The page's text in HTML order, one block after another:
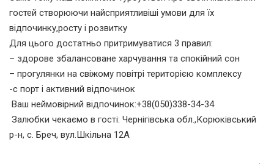
гостей створюючи найсприятливіші умови для їх
відпочинку,росту і розвитку
Для цього достатньо притримуватися 3 правил:
– здорове збалансоване харчування та спокійний сон
– прогулянки на свіжому повітрі територією комплексу
-с порт і активний відпочинок
Ваш неймовірний відпочинок:+38(050)338-34-34
Залюбки чекаємо в гості: Чернігівська обл.,Корюківський
р-н, с. Бреч, вул.Шкільна 12А